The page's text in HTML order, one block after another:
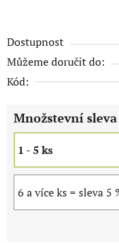
Dostupnost
Můžeme doručit do:
Kód:
Množstevní sleva
1 - 5 ks
6 a více ks = sleva 5